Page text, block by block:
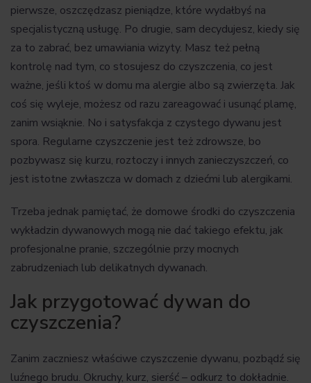
pierwsze, oszczędzasz pieniądze, które wydałbyś na
specjalistyczną usługę. Po drugie, sam decydujesz, kiedy się
za to zabrać, bez umawiania wizyty. Masz też pełną
kontrolę nad tym, co stosujesz do czyszczenia, co jest
ważne, jeśli ktoś w domu ma alergie albo są zwierzęta. Jak
coś się wyleje, możesz od razu zareagować i usunąć plamę,
zanim wsiąknie. No i satysfakcja z czystego dywanu jest
spora. Regularne czyszczenie jest też zdrowsze, bo
pozbywasz się kurzu, roztoczy i innych zanieczyszczeń, co
jest istotne zwłaszcza w domach z dziećmi lub alergikami.
Trzeba jednak pamiętać, że domowe środki do czyszczenia
wykładzin dywanowych mogą nie dać takiego efektu, jak
profesjonalne pranie, szczególnie przy mocnych
zabrudzeniach lub delikatnych dywanach.
Jak przygotować dywan do
czyszczenia?
Zanim zaczniesz właściwe czyszczenie dywanu, pozbądź się
luźnego brudu. Okruchy, kurz, sierść – odkurz to dokładnie.